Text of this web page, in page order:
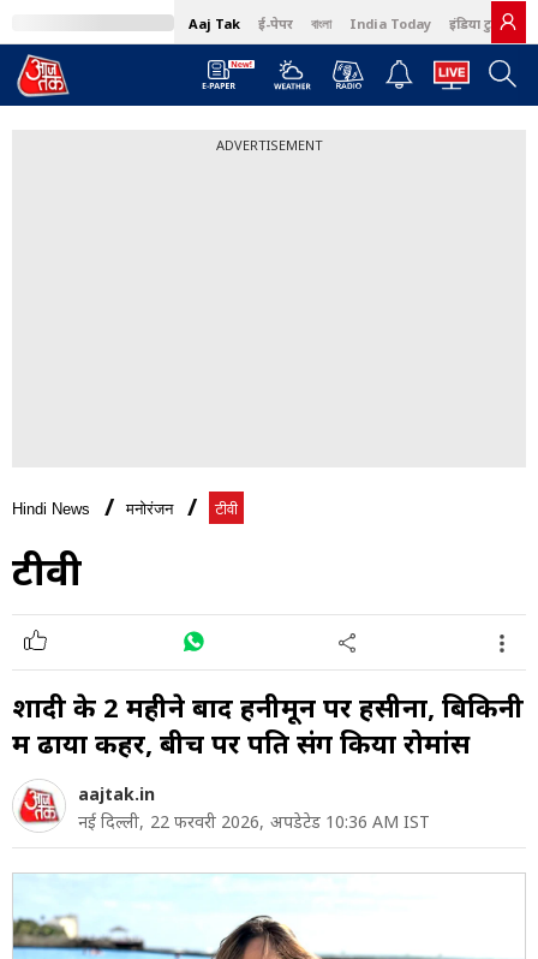
Aaj Tak ई-पेपर বাংলা India Today इंडिया टुडे हिंदी
ADVERTISEMENT
Hindi News मनोरंजन टीवी
टीवी
शादी के 2 महीने बाद हनीमून पर हसीना, बिकिनी
में ढाया कहर, बीच पर पति संग किया रोमांस
aajtak.in
नई दिल्ली, 22 फरवरी 2026, अपडेटेड 10:36 AM IST